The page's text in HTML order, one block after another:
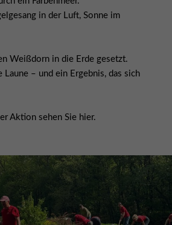
in der Luft, Sonne im
Weißdorn in die Erde gesetzt.
Laune – und ein Ergebnis, das sich
Aktion sehen Sie hier.